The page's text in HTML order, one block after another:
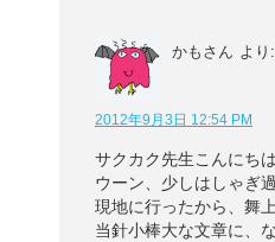
かもさん より:
2012年9月3日 12:54 PM
サクカク先生こんにち
ウーン、少しはしゃぎ
現地に行ったから、舞
当針小棒大な文章に、